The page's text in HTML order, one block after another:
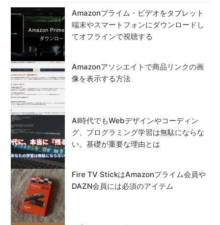
Amazonプライム・ビデオをタブレット
端末やスマートフォンにダウンロードし
てオフラインで視聴する
Amazonアソシエイトで商品リンクの画
像を表示する方法
AI時代でもWebデザインやコーディン
グ、プログラミング学習は無駄にならな
い。基礎が重要な理由とは
Fire TV StickはAmazonプライム会員や
DAZN会員には必須のアイテム